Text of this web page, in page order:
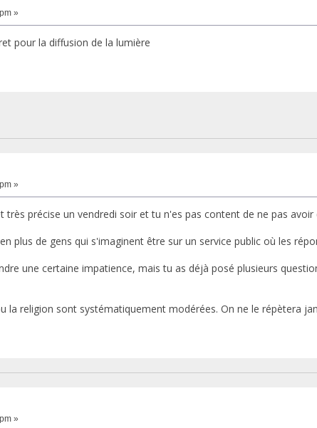
»
pour la diffusion de la lumière
»
précise un vendredi soir et tu n'es pas content de ne pas avoir
plus de gens qui s'imaginent être sur un service public où les
une certaine impatience, mais tu as déjà posé plusieurs
la religion sont systématiquement modérées. On ne le répètera
»